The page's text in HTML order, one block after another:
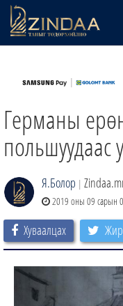
ТВ8
ӨГЛӨӨНИЙ СОНИН
АУДИО ЗОХИОЛ
ЗИНДАА СЭТГҮҮЛ
Германы
польшуудаас
Я.Болор |
2019 оны 09 сарын
Хуваалцах